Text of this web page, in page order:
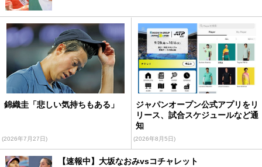
錦織圭「悲しい気持ちもある」
(2026年7月27日)
ジャパンオープン公式アプリをリ
リース、試合スケジュールなど通
知
(2026年8月5日)
【速報中】大坂なおみvsコチャレット